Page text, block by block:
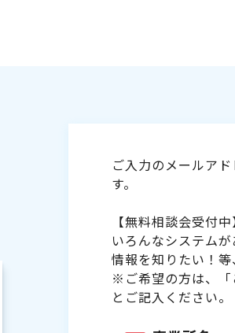
ご入力のメールア
す。
【無料相談会受付中
いろんなシステム
情報を知りたい！等
※ご希望の方は、「
とご記入ください。